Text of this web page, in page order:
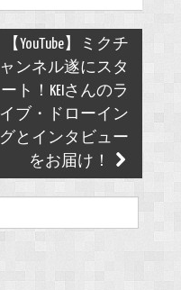
【YouTube】ミクチ
ャンネル遂にスタ
ート！KEIさんのラ
イブ・ドローイン
グとインタビュー
をお届け！